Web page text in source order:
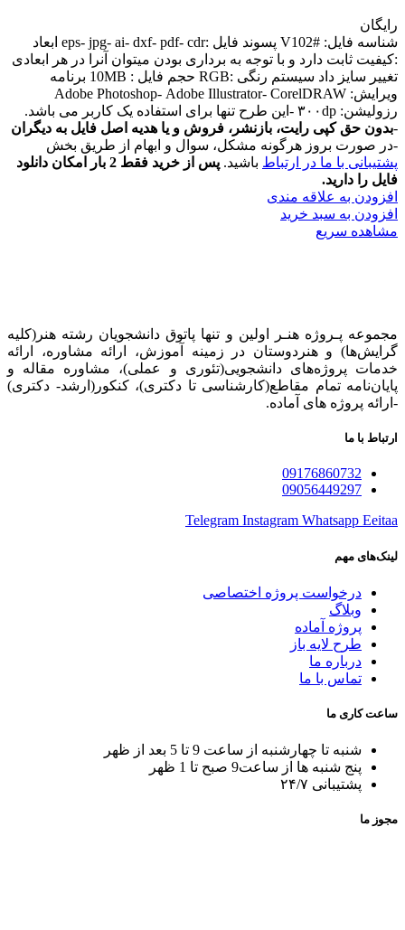
رایگان
شناسه فایل: #V102 پسوند فایل :eps- jpg- ai- dxf- pdf- cdr ابعاد
:کیفیت ثابت دارد و با توجه به برداری بودن میتوان آنرا در هر ابعادی
تغییر سایز داد سیستم رنگی :RGB حجم فایل : 10MB برنامه
ویرایش: Adobe Photoshop- Adobe Illustrator- CorelDRAW
رزولیشن: ۳۰۰dp -این طرح تنها برای استفاده یک کاربر می باشد.
-بدون حق کپی رایت، بازنشر، فروش و یا هدیه اصل فایل به دیگران
-در صورت بروز هرگونه مشکل، سوال و ابهام از طریق بخش
پشتیبانی با ما در ارتباط باشید.
پس از خرید فقط 2 بار امکان دانلود
فایل را دارید.
افزودن به علاقه مندی
افزودن به سبد خرید
مشاهده سریع
مجموعه پـروژه‌ هنـر اولین و تنها پاتوق دانشجویان رشته هنر(کلیه
گرایش‌ها) و هنردوستان در زمینه آموزش، ارائه‌ مشاوره‌، ارائه
خدمات پروژه‌های‌ دانشجویی(تئوری و عملی)، مشاوره مقاله و
پایان‌نامه تمام مقاطع(کارشناسی تا دکتری)، کنکور(ارشد- دکتری)
-ارائه پروژه های آماده.
ارتباط با ما
09176860732
09056449297
Telegram Instagram Whatsapp Eeitaa
لینک‌های مهم
درخواست پروژه اختصاصی
وبلاگ
پروژه آماده
طرح لایه باز
درباره ما
تماس با ما
ساعت کاری ما
شنبه تا چهارشنبه از ساعت 9 تا 5 بعد از ظهر
پنج شنبه ها از ساعت9 صبح تا 1 ظهر
پشتیبانی ۲۴/۷
مجوز ما